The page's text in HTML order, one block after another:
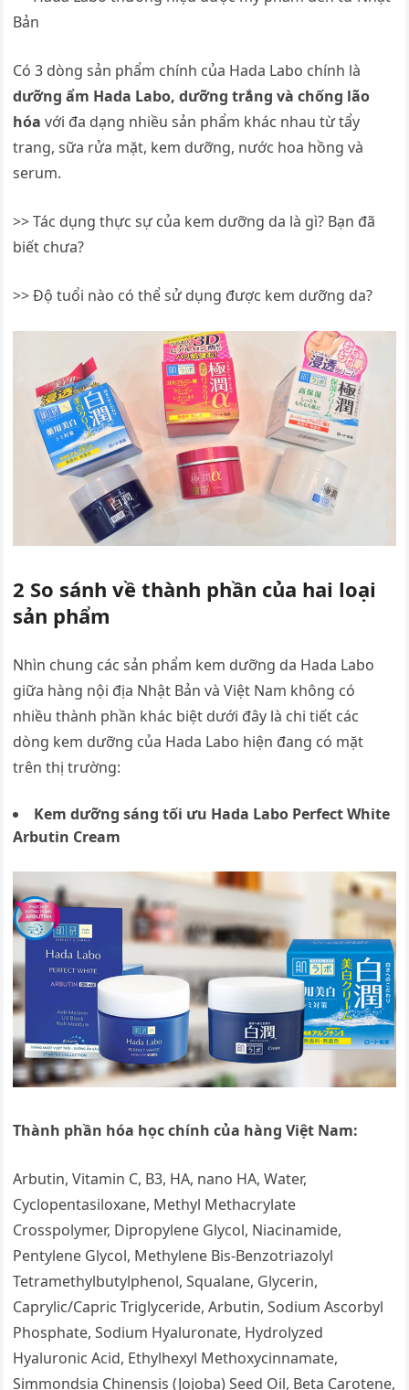
Bản
Có 3 dòng sản phẩm chính của Hada Labo chính là
dưỡng ẩm Hada Labo, dưỡng trắng và chống lão
hóa với đa dạng nhiều sản phẩm khác nhau từ tẩy
trang, sữa rửa mặt, kem dưỡng, nước hoa hồng và
serum.
>> Tác dụng thực sự của kem dưỡng da là gì? Bạn đã
biết chưa?
>> Độ tuổi nào có thể sử dụng được kem dưỡng da?
2 So sánh về thành phần của hai loại
sản phẩm
Nhìn chung các sản phẩm kem dưỡng da Hada Labo
giữa hàng nội địa Nhật Bản và Việt Nam không có
nhiều thành phần khác biệt dưới đây là chi tiết các
dòng kem dưỡng của Hada Labo hiện đang có mặt
trên thị trường:
Kem dưỡng sáng tối ưu Hada Labo Perfect White
Arbutin Cream
Thành phần hóa học chính của hàng Việt Nam:
Arbutin, Vitamin C, B3, HA, nano HA, Water,
Cyclopentasiloxane, Methyl Methacrylate
Crosspolymer, Dipropylene Glycol, Niacinamide,
Pentylene Glycol, Methylene Bis-Benzotriazolyl
Tetramethylbutylphenol, Squalane, Glycerin,
Caprylic/Capric Triglyceride, Arbutin, Sodium Ascorbyl
Phosphate, Sodium Hyaluronate, Hydrolyzed
Hyaluronic Acid, Ethylhexyl Methoxycinnamate,
Simmondsia Chinensis (Jojoba) Seed Oil, Beta Carotene,